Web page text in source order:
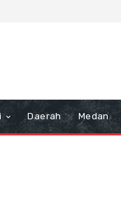
Daerah Medan